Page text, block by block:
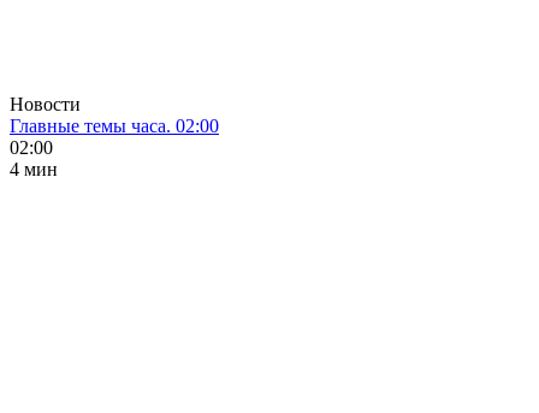
Новости
Главные темы часа. 02:00
02:00
4 мин